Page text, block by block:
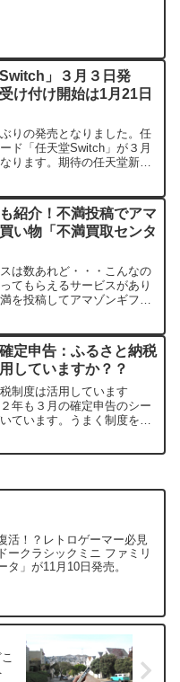
Switch」３月３日発
け付け開始は1月21日
りの発売となりました。任
ド「任天堂Switch」が３月
ります。期待の任天堂新ハ
売保護者必見の見守り機能も
...
紹介！不満投稿でアマ
い物「不満買取センタ
は数あれど・・・こんなの
てもらえるサービスがあり
を投稿してアマゾンギフト
ビス「不満買取センター」使
てシンプル。...
定申告：ふるさと納税
していますか？？
制度は活用しています
年も３月の確定申告のシー
ています。うまく制度を利
活！？レトロゲーマー必見
ークラシックミニ ファミリ
タ」が11月10日発売。